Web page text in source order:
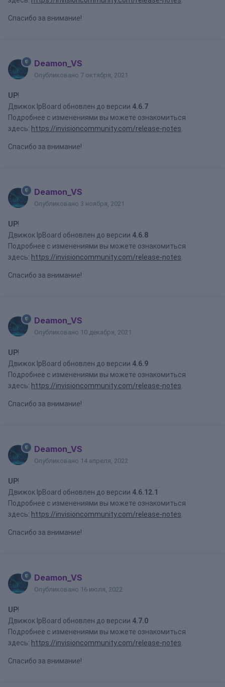
Спасибо за внимание!
Deamon_VS
Опубликовано 7 октября, 2021
UP!
Движок IpBoard обновлен до версии 4.6.7
Подробнее с изменениями вы можете ознакомиться
здесь: https://invisioncommunity.com/release-notes
Спасибо за внимание!
Deamon_VS
Опубликовано 3 ноября, 2021
UP!
Движок IpBoard обновлен до версии 4.6.8
Подробнее с изменениями вы можете ознакомиться
здесь: https://invisioncommunity.com/release-notes
Спасибо за внимание!
Deamon_VS
Опубликовано 10 декабря, 2021
UP!
Движок IpBoard обновлен до версии 4.6.9
Подробнее с изменениями вы можете ознакомиться
здесь: https://invisioncommunity.com/release-notes
Спасибо за внимание!
Deamon_VS
Опубликовано 14 апреля, 2022
UP!
Движок IpBoard обновлен до версии 4.6.12.1
Подробнее с изменениями вы можете ознакомиться
здесь: https://invisioncommunity.com/release-notes
Спасибо за внимание!
Deamon_VS
Опубликовано 16 июля, 2022
UP!
Движок IpBoard обновлен до версии 4.7.0
Подробнее с изменениями вы можете ознакомиться
здесь: https://invisioncommunity.com/release-notes
Спасибо за внимание!